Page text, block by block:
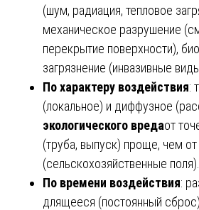
(шум, радиация, тепловое
механическое разрушение
перекрытие поверхности),
загрязнение (инвазивные
По характеру воздействия:
(локальное) и диффузное
экологического вредаот
(труба, выпуск) проще, чем
(сельскохозяйственные поля).
По времени воздействия:
длящееся (постоянный сброс).